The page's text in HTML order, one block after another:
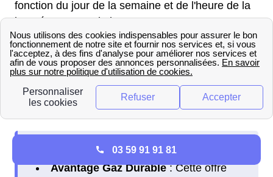
fonction du jour de la semaine et de l'heure de la
journée. Cette solution est notamment
avantageuse dans le cadre d'une consommation
qui dépasse les 9kVA et lorsqu'on possède un
chauffage alternatif, comme le chauffage au bois
par exemple.
Gaz
Avantage Gaz Durable: Cette offre
03 59 91 91 81